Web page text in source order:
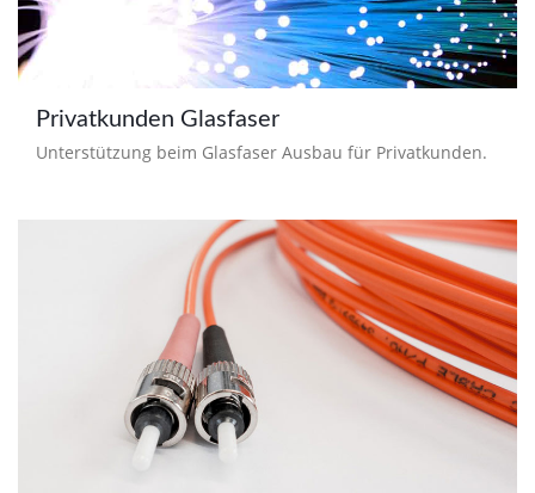
Privatkunden Glasfaser
Unterstützung beim Glasfaser Ausbau für Privatkunden.